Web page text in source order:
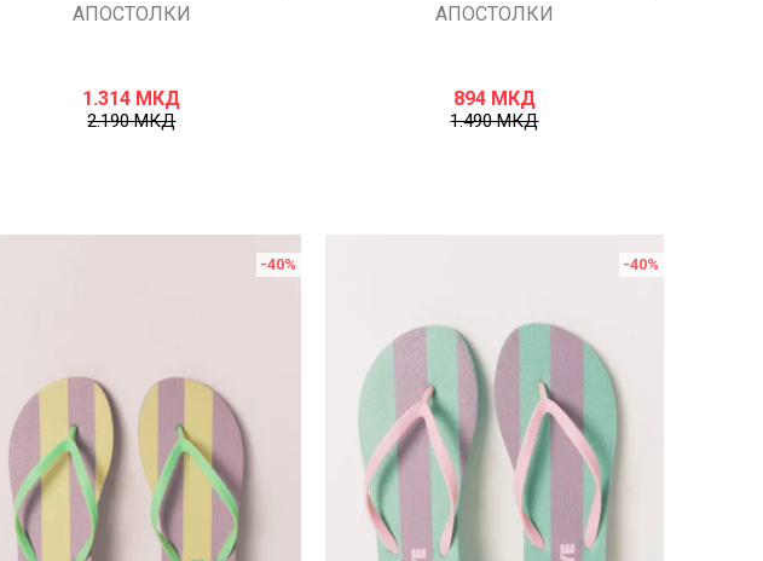
АПОСТОЛКИ
1.314 МКД
2.190МКД
АПОСТОЛКИ
894 МКД
1.490МКД
Uporedi
-40%
Uporedi
-40%